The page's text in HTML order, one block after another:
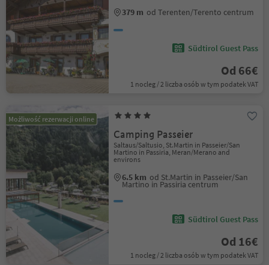
379 m od Terenten/Terento centrum
Südtirol Guest Pass
Od 66€
1 nocleg / 2 liczba osób w tym podatek VAT
Możliwość rezerwacji online
Camping Passeier
Saltaus/Saltusio, St.Martin in Passeier/San
Martino in Passiria, Meran/Merano and
environs
6.5 km od St.Martin in Passeier/San
Martino in Passiria centrum
Südtirol Guest Pass
Od 16€
1 nocleg / 2 liczba osób w tym podatek VAT